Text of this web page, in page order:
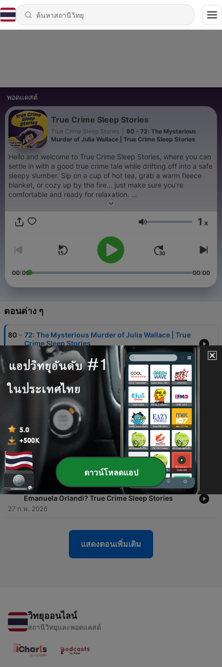
พอดแคสต์
True Crime Sleep Stories
True Crime Sleep Stories
80 - 72: The Mysterious
Murder of Julia Wallace | True Crime Sleep Stories
Hello and welcome to True Crime Sleep Stories, where you can
settle in with a good true crime tale while drifting off into a safe
sleepy slumber. Sip on a cup of hot tea, grab a warm fleece
blanket, or cozy up by the fire... just make sure you’re
comfortable and ready for relaxation.
And now it’s time to get comfy… because I’m going to tell you a
ระดับเสียง 1 x
00:00 00:00
ตอนต่าง ๆ
80 - 72: The Mysterious Murder of Julia Wallace | True
Crime Sleep Stories
15 ก.ค. 2026
-
71: Mysteries in the Woods | True Crime Sleep
Stories
19 มิ.ย. 2026
70: Shadows of the Shoemaker: The Crimes of
Joseph Kallinger | True Crime Sleep Stories
05 มี.ค. 2026
77 - 69: “It’s 10 p.m. Do You Know Where Your Children
Are?” | True Crime Sleep Stories
01 มี.ค. 2026
76 - 68: Shadows in the Vatican: What Happened to
Emanuela Orlandi? True Crime Sleep Stories
27 ก.พ. 2026
แสดงตอนเพิ่มเติม
วิทยุออนไลน์
สถานีวิทยุและพอดแคสต์
ดาวน์โหลดแอป